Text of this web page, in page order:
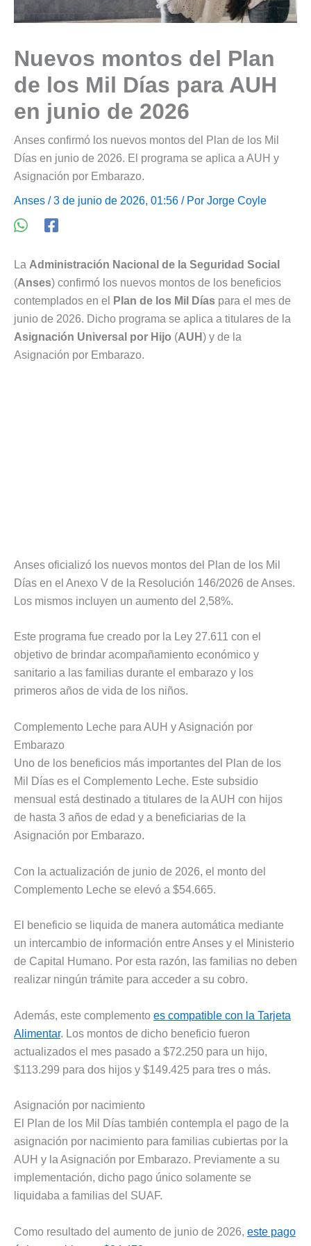
Nuevos montos del Plan
de los Mil Días para AUH
en junio de 2026
Anses confirmó los nuevos montos del Plan de los Mil
Días en junio de 2026. El programa se aplica a AUH y
Asignación por Embarazo.
Anses / 3 de junio de 2026, 01:56 / Por Jorge Coyle
La Administración Nacional de la Seguridad Social
(Anses) confirmó los nuevos montos de los beneficios
contemplados en el
Plan de los Mil Días para el mes de
junio de 2026. Dicho programa se aplica a titulares de la
Asignación Universal por Hijo (AUH ) y de la
Asignación por Embarazo.
Anses oficializó los nuevos montos del Plan de los Mil
Días en el Anexo V de la Resolución 146/2026 de Anses.
Los mismos incluyen un aumento del 2,58%.
Este programa fue creado por la Ley 27.611 con el
objetivo de brindar acompañamiento económico y
sanitario a las familias durante el embarazo y los
primeros años de vida de los niños.
Complemento Leche para AUH y Asignación por
Embarazo
Uno de los beneficios más importantes del Plan de los
Mil Días es el Complemento Leche. Este subsidio
mensual está destinado a titulares de la AUH con hijos
de hasta 3 años de edad y a beneficiarias de la
Asignación por Embarazo.
Con la actualización de junio de 2026, el monto del
Complemento Leche se elevó a $54.665.
El beneficio se liquida de manera automática mediante
un intercambio de información entre Anses y el Ministerio
de Capital Humano. Por esta razón, las familias no deben
realizar ningún trámite para acceder a su cobro.
Además, este complemento es compatible con la Tarjeta
Alimentar. Los montos de dicho beneficio fueron
actualizados el mes pasado a $72.250 para un hijo,
$113.299 para dos hijos y $149.425 para tres o más.
Asignación por nacimiento
El Plan de los Mil Días también contempla el pago de la
asignación por nacimiento para familias cubiertas por la
AUH y la Asignación por Embarazo. Previamente a su
implementación, dicho pago único solamente se
liquidaba a familias del SUAF.
Como resultado del aumento de junio de 2026, este pago